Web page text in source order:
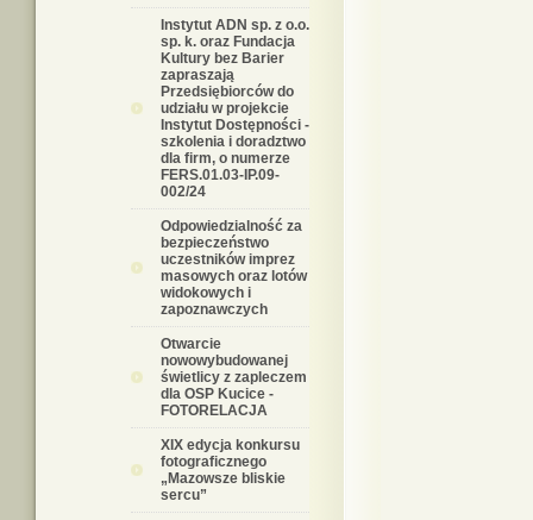
Instytut ADN sp. z o.o.
sp. k. oraz Fundacja
Kultury bez Barier
zapraszają
Przedsiębiorców do
udziału w projekcie
Instytut Dostępności -
szkolenia i doradztwo
dla firm, o numerze
FERS.01.03-IP.09-
002/24
Odpowiedzialność za
bezpieczeństwo
uczestników imprez
masowych oraz lotów
widokowych i
zapoznawczych
Otwarcie
nowowybudowanej
świetlicy z zapleczem
dla OSP Kucice -
FOTORELACJA
XIX edycja konkursu
fotograficznego
„Mazowsze bliskie
sercu”